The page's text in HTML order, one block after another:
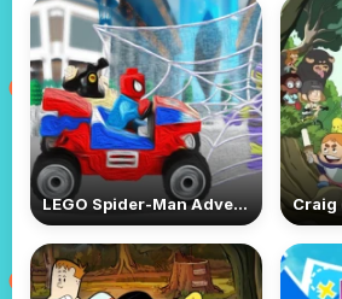
LEGO Spider-Man Adventure